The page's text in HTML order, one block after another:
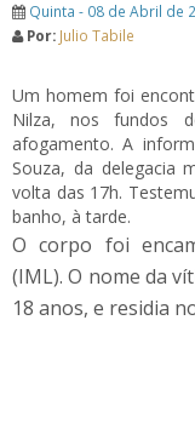
Quinta - 08 de Abril de
Por: Julio Tabile
Um homem foi
Nilza, nos fundos
afogamento. A
Souza, da delegacia
volta das 17h.
banho, à tarde.
O corpo foi
(IML). O nome da
18 anos, e residia